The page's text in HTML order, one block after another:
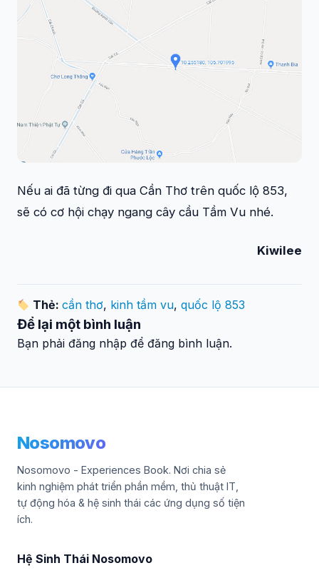
Nếu ai đã từng đi qua Cần Thơ trên quốc lộ 853,
sẽ có cơ hội chạy ngang cây cầu Tầm Vu nhé.
Kiwilee
Thẻ:cần thơ, kinh tầm vu,quốc lộ 853
Để lại một bình luận
Bạn phải đăng nhập để đăng bình luận.
Nosomovo
Nosomovo - Experiences Book. Nơi chia sẻ
kinh nghiệm phát triển phần mềm, thủ thuật IT,
tự động hóa & hệ sinh thái các ứng dụng số tiện
ích.
Hệ Sinh Thái Nosomovo